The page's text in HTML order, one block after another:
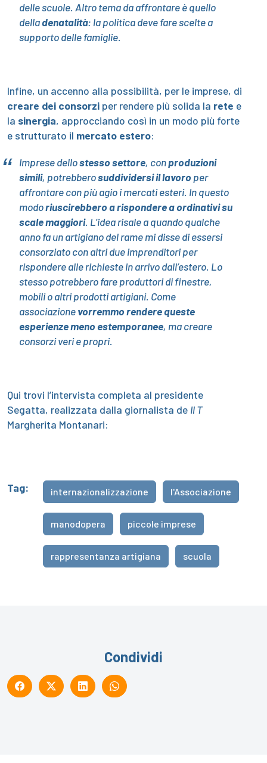
delle scuole. Altro tema da affrontare è quello
delladenatalità: la politica deve fare scelte a
supporto delle famiglie.
Infine, un accenno alla possibilità, per le imprese, di
creare dei consorzi per rendere più solida la rete e
la sinergia, approcciando così in un modo più forte
e strutturato il mercato estero:
Imprese dellostesso settore, conproduzioni
simili, potrebberosuddividersi il lavoro per
affrontare con più agio i mercati esteri. In questo
modoriuscirebbero a rispondere a ordinativi su
scale maggiori. L’idea risale a quando qualche
anno fa un artigiano del rame mi disse di essersi
consorziato con altri due imprenditori per
rispondere alle richieste in arrivo dall’estero. Lo
stesso potrebbero fare produttori di finestre,
mobili o altri prodotti artigiani. Come
associazionevorremmo rendere queste
esperienze meno estemporanee, ma creare
consorzi veri e propri.
Qui trovi l’intervista completa al presidente
Segatta, realizzata dalla giornalista de Il T
Margherita Montanari:
Tag: internazionalizzazione l'Associazione
manodopera piccole imprese
rappresentanza artigiana scuola
Condividi